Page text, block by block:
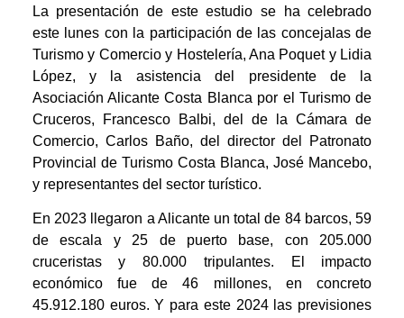
La presentación de este estudio se ha celebrado
este lunes con la participación de las concejalas de
Turismo y Comercio y Hostelería, Ana Poquet y Lidia
López, y la asistencia del presidente de la
Asociación Alicante Costa Blanca por el Turismo de
Cruceros, Francesco Balbi, del de la Cámara de
Comercio, Carlos Baño, del director del Patronato
Provincial de Turismo Costa Blanca, José Mancebo,
y representantes del sector turístico.
En 2023 llegaron a Alicante un total de 84 barcos, 59
de escala y 25 de puerto base, con 205.000
cruceristas y 80.000 tripulantes. El impacto
económico fue de 46 millones, en concreto
45.912.180 euros. Y para este 2024 las previsiones